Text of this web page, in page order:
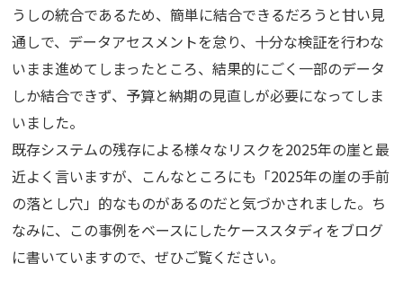
うしの統合であるため、簡単に結合できるだろうと甘い見
通しで、データアセスメントを怠り、十分な検証を行わな
いまま進めてしまったところ、結果的にごく一部のデータ
しか結合できず、予算と納期の見直しが必要になってしま
いました。
既存システムの残存による様々なリスクを2025年の崖と最
近よく言いますが、こんなところにも「2025年の崖の手前
の落とし穴」的なものがあるのだと気づかされました。ち
なみに、この事例をベースにしたケーススタディをブログ
に書いていますので、ぜひご覧ください。